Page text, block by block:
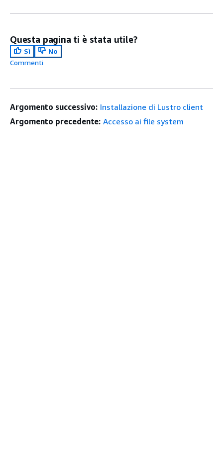
Questa pagina ti è stata utile?
Sì
No
Commenti
Argomento successivo: Installazione di Lustro client
Argomento precedente: Accesso ai file system